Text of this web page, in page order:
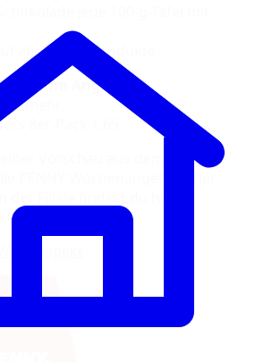
alle Maggi Produkte
im Angebot:
mehr
8er-Pack 1,69
Vorschau aus dem